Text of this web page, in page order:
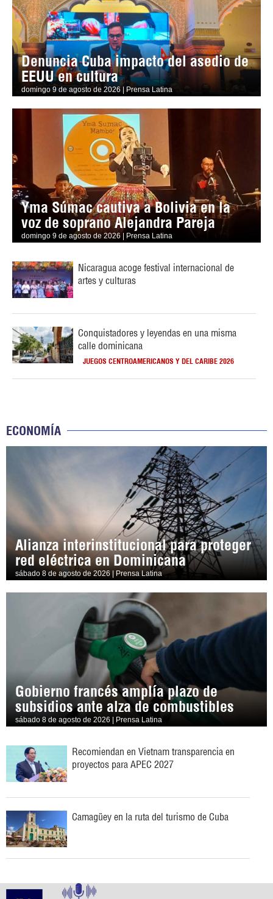
Denuncia Cuba impacto del asedio de
EEUU en cultura
domingo 9 de agosto de 2026 | Prensa Latina
Yma Súmac cautiva a Bolivia en la
voz de soprano Alejandra Pareja
domingo 9 de agosto de 2026 | Prensa Latina
Nicaragua acoge festival internacional de
artes y culturas
Conquistadores y leyendas en una misma
calle dominicana
JUEGOS CENTROAMERICANOS Y DEL CARIBE 2026
ECONOMÍA
Alianza interinstitucional para proteger
red eléctrica en Dominicana
sábado 8 de agosto de 2026 | Prensa Latina
Gobierno francés amplía plazo de
subsidios ante alza de combustibles
sábado 8 de agosto de 2026 | Prensa Latina
Recomiendan en Vietnam transparencia en
proyectos para APEC 2027
Camagüey en la ruta del turismo de Cuba